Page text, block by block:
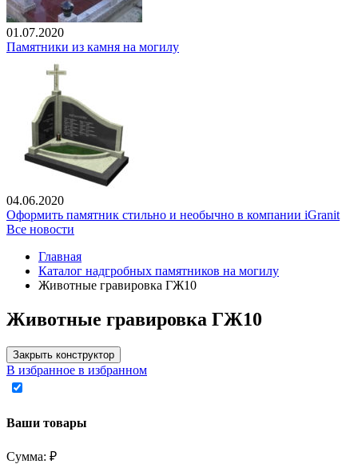
01.07.2020
Памятники из камня на могилу
04.06.2020
Оформить памятник стильно и необычно в компании iGranit
Все новости
Главная
Каталог надгробных памятников на могилу
Животные гравировка ГЖ10
Животные гравировка ГЖ10
Закрыть конструктор
В избранное в избранном
Ваши товары
Сумма: ₽